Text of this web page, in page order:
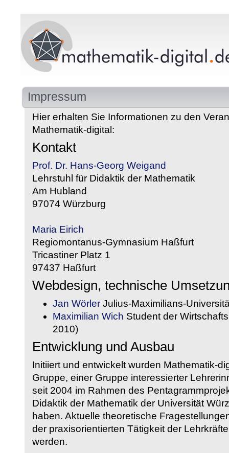
Impressum
Hier erhalten Sie Informationen zu den
Mathematik-digital:
Kontakt
Prof. Dr. Hans-Georg Weigand
Lehrstuhl für Didaktik der Mathematik
Am Hubland
97074 Würzburg
Maria Eirich
Regiomontanus-Gymnasium Haßfurt
Tricastiner Platz 1
97437 Haßfurt
Webdesign, technische
Jan Wörler Julius-Maximilians-
Maximilian Wich Student der
2010)
Entwicklung und Ausbau
Initiiert und entwickelt wurden Mathematik-
Gruppe, einer Gruppe interessierter
seit 2004 im Rahmen des
Didaktik der Mathematik der Universität
haben. Aktuelle theoretische
der praxisorientierten Tätigkeit der
werden.